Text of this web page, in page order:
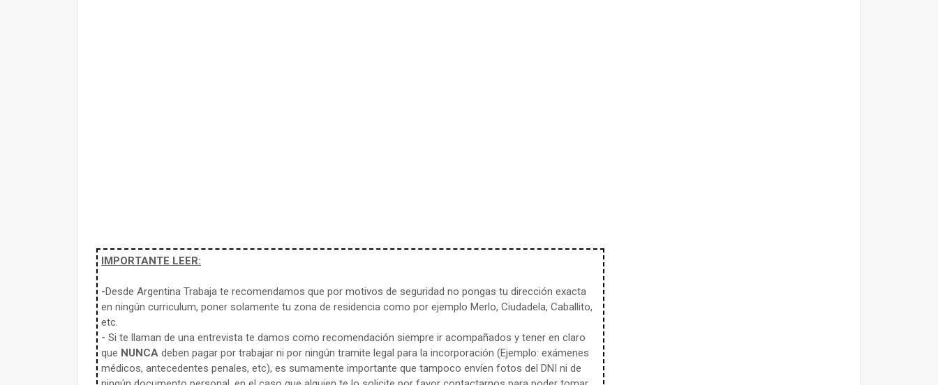
IMPORTANTE LEER:
-Desde Argentina Trabaja te recomendamos que por motivos de seguridad no pongas tu dirección exacta
en ningún curriculum, poner solamente tu zona de residencia como por ejemplo Merlo, Ciudadela, Caballito,
etc.
- Si te llaman de una entrevista te damos como recomendación siempre ir acompañados y tener en claro
que NUNCA deben pagar por trabajar ni por ningún tramite legal para la incorporación (Ejemplo: exámenes
médicos, antecedentes penales, etc), es sumamente importante que tampoco envíen fotos del DNI ni de